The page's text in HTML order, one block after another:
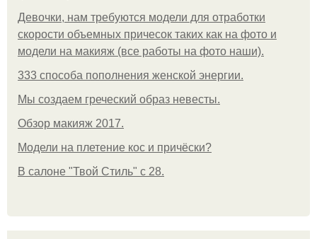
Девочки, нам требуются модели для отработки
скорости объемных причесок таких как на фото и
модели на макияж (все работы на фото наши).
333 способа пополнения женской энергии.
Мы создаем греческий образ невесты.
Обзор макияж 2017.
Модели на плетение кос и причёски?
В салоне "Твой Стиль" с 28.